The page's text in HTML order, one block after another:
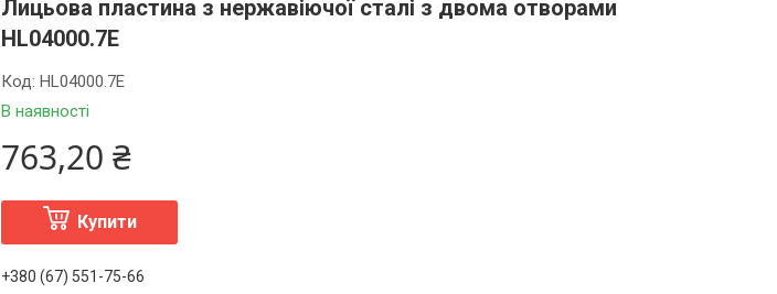
Лицьова пластина з нержавіючої сталі з двома отворами
HL04000.7E
В наявності
Код:HL04000.7E
763,20 ₴
Купити
+380 (67) 551-75-66